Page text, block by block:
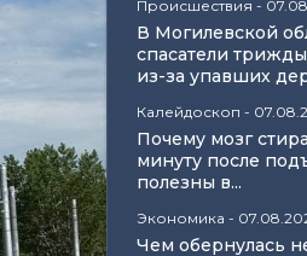
Происшествия -
В Могилевской
спасатели
из-за упавших
Калейдоскоп -
Почему мозг
минуту после
полезны в...
Экономика -
Чем обернулась